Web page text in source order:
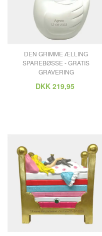
DEN GRIMME ÆLLING
SPAREBØSSE - GRATIS
GRAVERING
DKK 219,95